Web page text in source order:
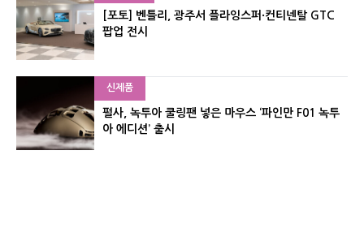
[포토] 벤틀리, 광주서 플라잉스퍼·컨티넨탈 GTC
팝업 전시
신제품
펄사, 녹투아 쿨링팬 넣은 마우스 ‘파인만 F01 녹투
아 에디션’ 출시